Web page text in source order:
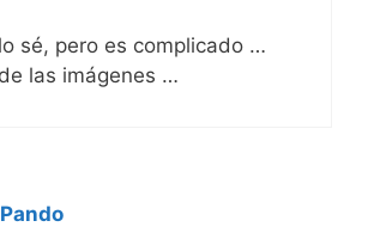
sé, pero es complicado …
las imágenes …